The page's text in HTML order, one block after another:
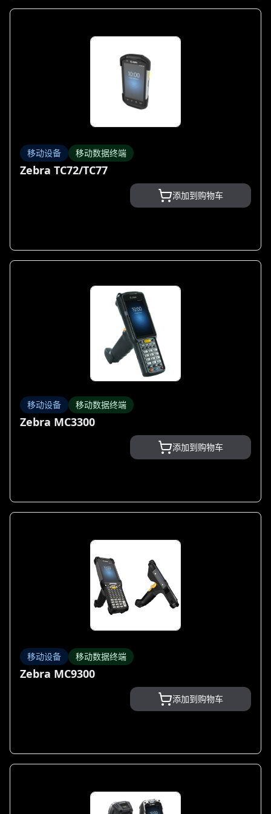
移动设备 移动数据终端
Zebra TC72/TC77
添加到购物车
移动设备 移动数据终端
Zebra MC3300
添加到购物车
移动设备 移动数据终端
Zebra MC9300
添加到购物车